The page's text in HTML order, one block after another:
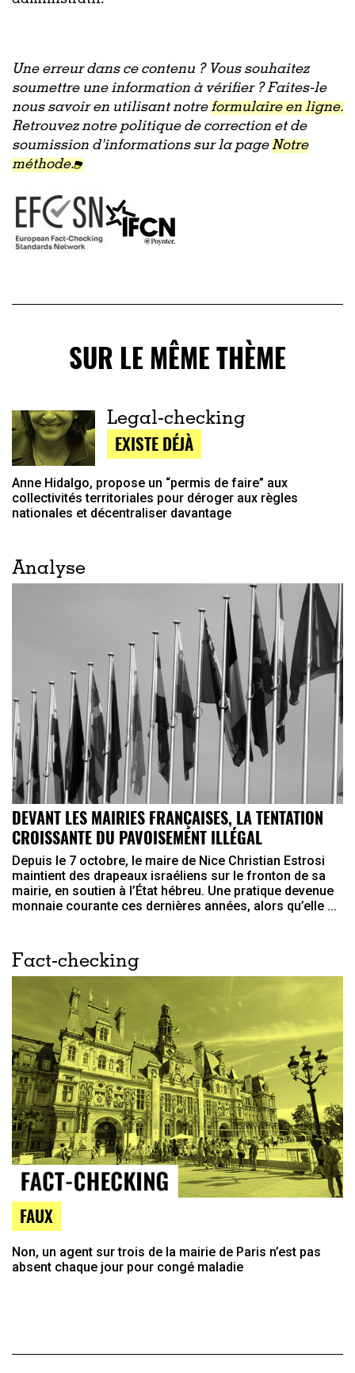
Une erreur dans ce contenu ? Vous souhaitez
soumettre une information à vérifier ? Faites-le
nous savoir en utilisant notreformulaire en ligne.
Retrouvez notre politique de correction et de
soumission d'informations sur la pageNotre
méthode.
SUR LE MÊME THÈME
Legal-checking
EXISTE DÉJÀ
Anne Hidalgo, propose un “permis de faire” aux
collectivités territoriales pour déroger aux règles
nationales et décentraliser davantage
Analyse
DEVANT LES MAIRIES FRANÇAISES, LA TENTATION
CROISSANTE DU PAVOISEMENT ILLÉGAL
Depuis le 7 octobre, le maire de Nice Christian Estrosi
maintient des drapeaux israéliens sur le fronton de sa
mairie, en soutien à l’État hébreu. Une pratique devenue
monnaie courante ces dernières années, alors qu’elle ...
Fact-checking
FAUX
Non, un agent sur trois de la mairie de Paris n’est pas
absent chaque jour pour congé maladie